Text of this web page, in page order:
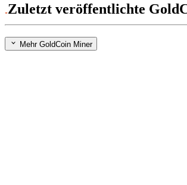
Zuletzt veröffentlichte
Mehr GoldCoin Miner